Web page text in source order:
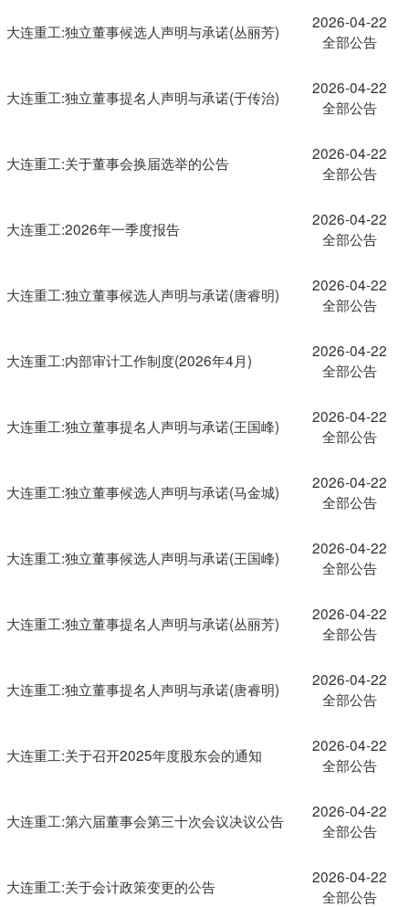
大连重工:独立董事候选人声明与承诺(丛丽芳)
2026-04-22
全部公告
大连重工:独立董事提名人声明与承诺(于传治)
2026-04-22
全部公告
大连重工:关于董事会换届选举的公告
2026-04-22
全部公告
大连重工:2026年一季度报告
2026-04-22
全部公告
大连重工:独立董事候选人声明与承诺(唐睿明)
2026-04-22
全部公告
大连重工:内部审计工作制度(2026年4月)
2026-04-22
全部公告
大连重工:独立董事提名人声明与承诺(王国峰)
2026-04-22
全部公告
大连重工:独立董事候选人声明与承诺(马金城)
2026-04-22
全部公告
大连重工:独立董事候选人声明与承诺(王国峰)
2026-04-22
全部公告
大连重工:独立董事提名人声明与承诺(丛丽芳)
2026-04-22
全部公告
大连重工:独立董事提名人声明与承诺(唐睿明)
2026-04-22
全部公告
大连重工:关于召开2025年度股东会的通知
2026-04-22
全部公告
大连重工:第六届董事会第三十次会议决议公告
2026-04-22
全部公告
大连重工:关于会计政策变更的公告
2026-04-22
全部公告